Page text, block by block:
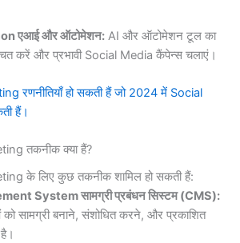
एआई और ऑटोमेशन: AI और ऑटोमेशन टूल का
करें और प्रभावी Social Media कैंपेन्स चलाएं।
रणनीतियाँ हो सकती हैं जो 2024 में Social
हैं।
तकनीक क्या हैं?
के लिए कुछ तकनीक शामिल हो सकती हैं:
System सामग्री प्रबंधन सिस्टम (CMS):
सामग्री बनाने, संशोधित करने, और प्रकाशित